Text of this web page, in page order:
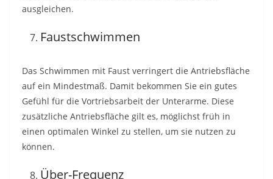
ausgleichen.
Faustschwimmen
Das Schwimmen mit Faust verringert die Antriebsfläche
auf ein Mindestmaß. Damit bekommen Sie ein gutes
Gefühl für die Vortriebsarbeit der Unterarme. Diese
zusätzliche Antriebsfläche gilt es, möglichst früh in
einen optimalen Winkel zu stellen, um sie nutzen zu
können.
Über-Frequenz